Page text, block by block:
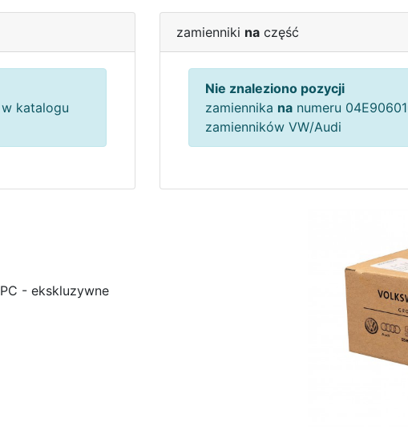
katalogu
zamienniki na część
Nie znaleziono pozycji
zamiennika na numeru
zamienników VW/Audi
- ekskluzywne